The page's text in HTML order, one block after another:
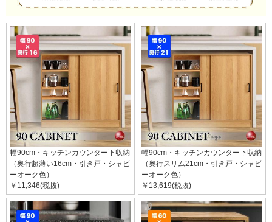
幅90cm・キッチンカウンター下収納
（奥行超薄い16cm・引き戸・シャビ
ーオーク色）
￥11,346(税抜)
幅90cm・キッチンカウンター下収納
（奥行スリム21cm・引き戸・シャビ
ーオーク色）
￥13,619(税抜)